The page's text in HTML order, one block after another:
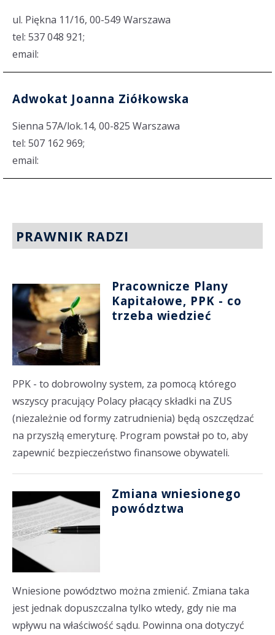
ul. Piękna 11/16, 00-549 Warszawa
tel: 537 048 921;
email:
Adwokat Joanna Ziółkowska
Sienna 57A/lok.14, 00-825 Warszawa
tel: 507 162 969;
email:
PRAWNIK RADZI
Pracownicze Plany
Kapitałowe, PPK - co
trzeba wiedzieć
PPK - to dobrowolny system, za pomocą którego
wszyscy pracujący Polacy płacący składki na ZUS
(niezależnie od formy zatrudnienia) będą oszczędzać
na przyszłą emeryturę. Program powstał po to, aby
zapewnić bezpieczeństwo finansowe obywateli.
Zmiana wniesionego
powództwa
Wniesione powództwo można zmienić. Zmiana taka
jest jednak dopuszczalna tylko wtedy, gdy nie ma
wpływu na właściwość sądu. Powinna ona dotyczyć